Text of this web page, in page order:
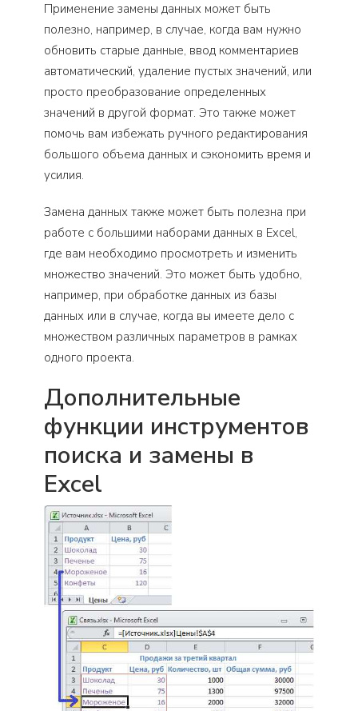
Применение замены данных может быть
полезно, например, в случае, когда вам нужно
обновить старые данные, ввод комментариев
автоматический, удаление пустых значений, или
просто преобразование определенных
значений в другой формат. Это также может
помочь вам избежать ручного редактирования
большого объема данных и сэкономить время и
усилия.
Замена данных также может быть полезна при
работе с большими наборами данных в Excel,
где вам необходимо просмотреть и изменить
множество значений. Это может быть удобно,
например, при обработке данных из базы
данных или в случае, когда вы имеете дело с
множеством различных параметров в рамках
одного проекта.
Дополнительные
функции инструментов
поиска и замены в
Excel